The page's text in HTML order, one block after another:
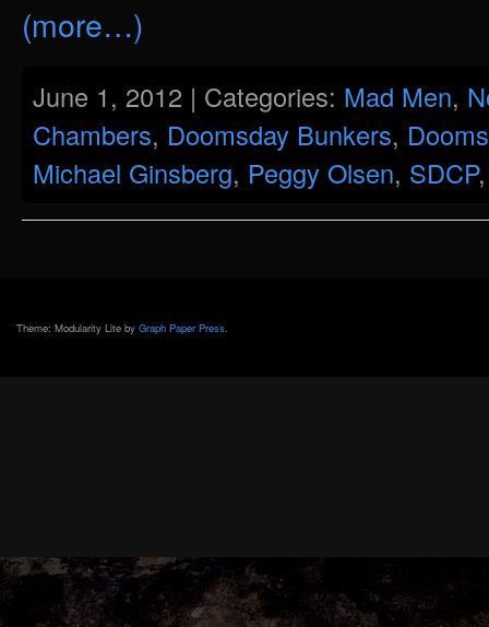
(more…)
June 1, 2012 | Categories: Mad Men,
Chambers, Doomsday Bunkers,
Michael Ginsberg, Peggy Olsen, SDCP
Theme: Modularity Lite by Graph Paper Press.